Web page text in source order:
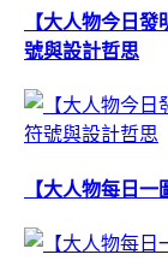
【大人物今日
號與設計哲思
【大人物每日